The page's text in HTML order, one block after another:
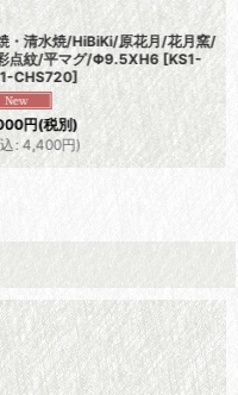
・清水焼/HiBiKi/原花月/花月窯/
点紋/平マグ/Φ9.5XH6 [KS1-
CHS720]
円(税別)
: 4,400円)